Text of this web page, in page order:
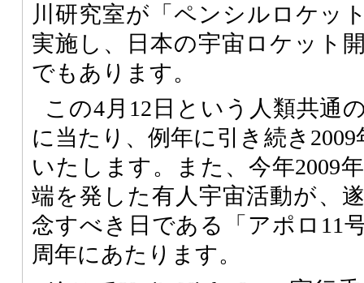
川研究室が「ペンシルロケッ
実施し、日本の宇宙ロケット
でもあります。
この4月12日という人類共通
に当たり、例年に引き続き2009
いたします。また、今年2009
端を発した有人宇宙活動が、
念すべき日である「アポロ11
周年にあたります。